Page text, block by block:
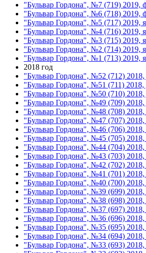
"Бульвар Гордона", №7 (719) 2019,
"Бульвар Гордона", №6 (718) 2019,
"Бульвар Гордона", №5 (717) 2019,
"Бульвар Гордона", №4 (716) 2019,
"Бульвар Гордона", №3 (715) 2019,
"Бульвар Гордона", №2 (714) 2019,
"Бульвар Гордона", №1 (713) 2019,
2018 год
"Бульвар Гордона", №52 (712) 2018,
"Бульвар Гордона", №51 (711) 2018,
"Бульвар Гордона", №50 (710) 2018,
"Бульвар Гордона", №49 (709) 2018,
"Бульвар Гордона", №48 (708) 2018,
"Бульвар Гордона", №47 (707) 2018,
"Бульвар Гордона", №46 (706) 2018,
"Бульвар Гордона", №45 (705) 2018,
"Бульвар Гордона", №44 (704) 2018,
"Бульвар Гордона", №43 (703) 2018,
"Бульвар Гордона", №42 (702) 2018,
"Бульвар Гордона", №41 (701) 2018,
"Бульвар Гордона", №40 (700) 2018,
"Бульвар Гордона", №39 (699) 2018,
"Бульвар Гордона", №38 (698) 2018,
"Бульвар Гордона", №37 (697) 2018,
"Бульвар Гордона", №36 (696) 2018,
"Бульвар Гордона", №35 (695) 2018,
"Бульвар Гордона", №34 (694) 2018,
"Бульвар Гордона", №33 (693) 2018,